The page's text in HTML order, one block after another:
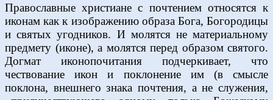
Православные христиане с почтением относятся к
иконам как к изображению образа Бога, Богородицы
и святых угодников. И молятся не материальному
предмету (иконе), а молятся перед образом святого.
Догмат иконопочитания подчеркивает, что
чествование икон и поклонение им (в смысле
поклона, внешнего знака почтения, а не служения,